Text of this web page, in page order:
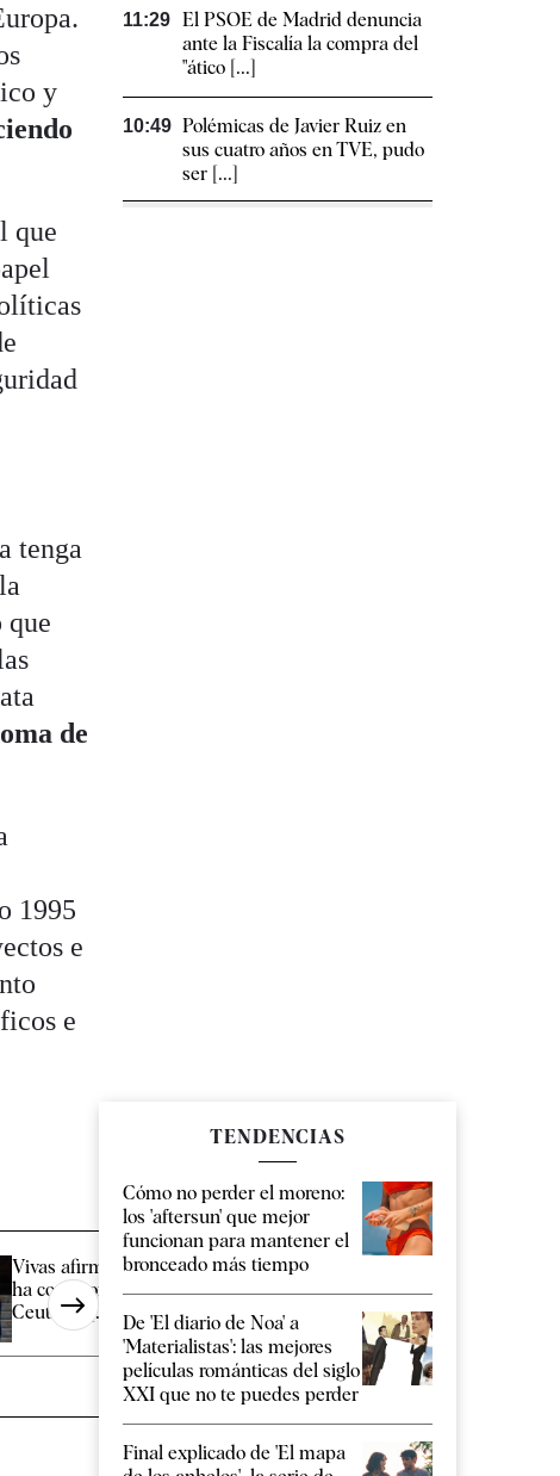
y
que
tenga
que
de
1995
e
e
Vivas afirma que Felipe VI se
ha comprometido a visitar
Ceuta, "y [...]
hantavirus tras el
un turista [...]
11:29 El PSOE de Madrid denuncia
ante la Fiscalía la compra del
"ático [...]
10:49 Polémicas de Javier Ruiz en
sus cuatro años en TVE, pudo
ser [...]
TENDENCIAS
Cómo no perder el moreno:
los 'aftersun' que mejor
funcionan para mantener el
bronceado más tiempo
De 'El diario de Noa' a
'Materialistas': las mejores
películas románticas del siglo
XXI que no te puedes perder
Final explicado de 'El mapa